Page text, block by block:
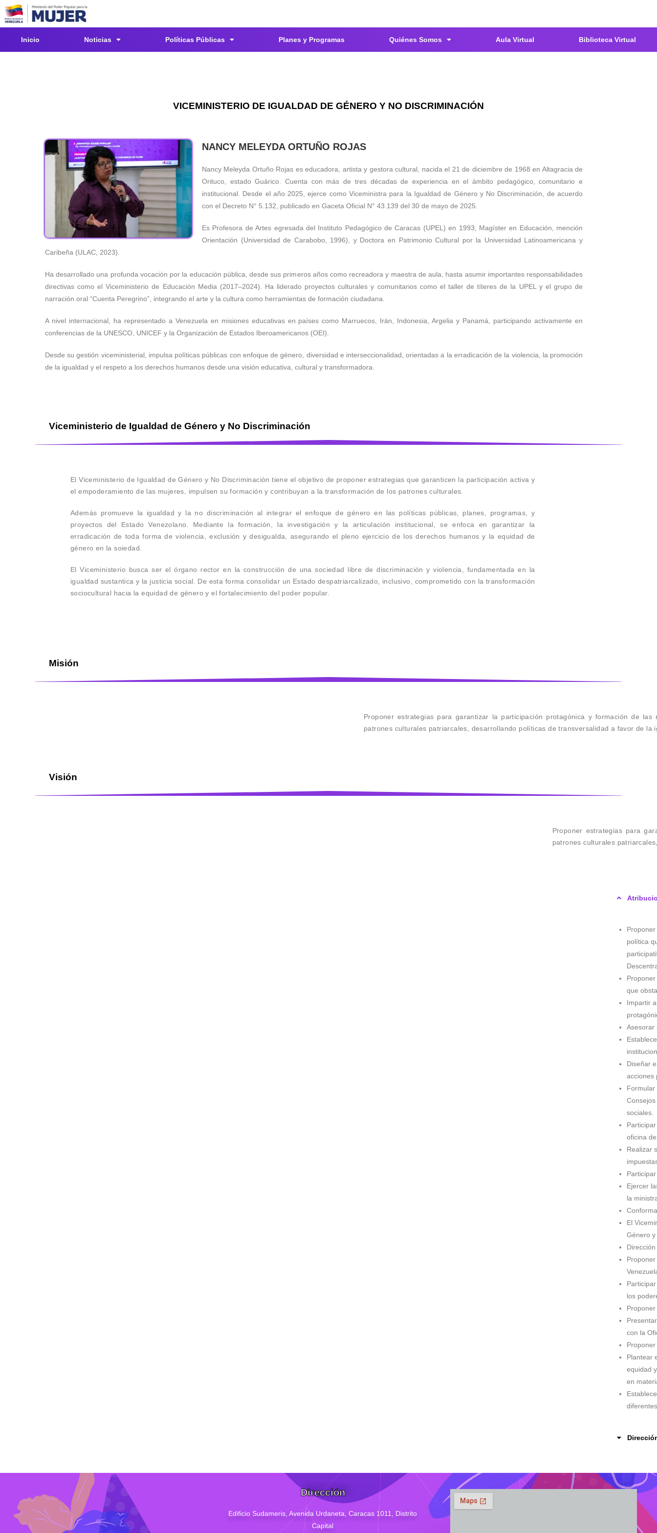
Inicio Noticias Políticas Públicas Planes y Programas Quiénes Somos Aula Virtual Biblioteca Virtual
VICEMINISTERIO DE IGUALDAD DE GÉNERO Y NO DISCRIMINACIÓN
NANCY MELEYDA ORTUÑO ROJAS
Nancy Meleyda Ortuño Rojas es educadora, artista y gestora cultural, nacida el 21 de diciembre de 1968 en Altagracia de
Orituco, estado Guárico. Cuenta con más de tres décadas de experiencia en el ámbito pedagógico, comunitario e
institucional. Desde el año 2025, ejerce como Viceministra para la Igualdad de Género y No Discriminación, de acuerdo
con el Decreto N° 5.132, publicado en Gaceta Oficial N° 43.139 del 30 de mayo de 2025.
Es Profesora de Artes egresada del Instituto Pedagógico de Caracas (UPEL) en 1993, Magíster en Educación, mención
Orientación (Universidad de Carabobo, 1996), y Doctora en Patrimonio Cultural por la Universidad Latinoamericana y
Caribeña (ULAC, 2023).
Ha desarrollado una profunda vocación por la educación pública, desde sus primeros años como recreadora y maestra de aula, hasta asumir importantes responsabilidades
directivas como el Viceministerio de Educación Media (2017–2024). Ha liderado proyectos culturales y comunitarios como el taller de títeres de la UPEL y el grupo de
narración oral “Cuenta Peregrino”, integrando el arte y la cultura como herramientas de formación ciudadana.
A nivel internacional, ha representado a Venezuela en misiones educativas en países como Marruecos, Irán, Indonesia, Argelia y Panamá, participando activamente en
conferencias de la UNESCO, UNICEF y la Organización de Estados Iberoamericanos (OEI).
Desde su gestión viceministerial, impulsa políticas públicas con enfoque de género, diversidad e interseccionalidad, orientadas a la erradicación de la violencia, la promoción
de la igualdad y el respeto a los derechos humanos desde una visión educativa, cultural y transformadora.
Viceministerio de Igualdad de Género y No Discriminación
El Viceministerio de Igualdad de Género y No Discriminaciòn tiene el objetivo de proponer estrategias que garanticen la participación activa y
el empoderamiento de las mujeres, impulsen su formación y contribuyan a la transformación de los patrones culturales.
Además promueve la igualdad y la no discriminación al integrar el enfoque de género en las políticas públicas, planes, programas, y
proyectos del Estado Venezolano. Mediante la formación, la investigación y la articulación institucional, se enfoca en garantizar la
erradicación de toda forma de violencia, exclusión y desigualda, asegurando el pleno ejercicio de los derechos humanos y la equidad de
género en la soiedad.
El Viceministerio busca ser el órgano rector en la construcción de una sociedad libre de discriminación y violencia, fundamentada en la
igualdad sustantica y la justicia social. De esta forma consolidar un Estado despatriarcalizado, inclusivo, comprometido con la transformación
sociocultural hacia la equidad de género y el fortalecimiento del poder popular.
Misión
Proponer estrategias para garantizar la participación protagónica y formación de
patrones culturales patriarcales, desarrollando políticas de transversalidad a favor de la
Visión
Proponer estrategias para
patrones culturales
política
que
Impartir
Asesorar
Diseñar
acciones
Formular
sociales.
oficina
Realizar
Ejercer
la
El
Género
los
con la
Plantear
equidad
en
Dirección
Edificio Sudameris,Avenida Urdaneta, Caracas 1011, Distrito
Capital